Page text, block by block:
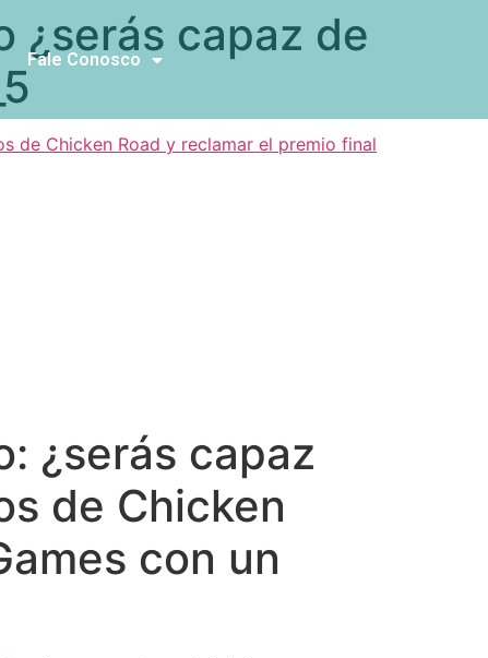
Fale Conosco
¿serás capaz de
de Chicken Road y reclamar el premio final
¿serás capaz
de Chicken
con un